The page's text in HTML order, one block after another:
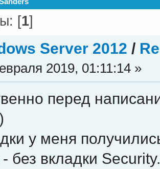
[1]
Server 2012 /
2019, 01:11:14 »
перед
у меня
- без вкладки Security.